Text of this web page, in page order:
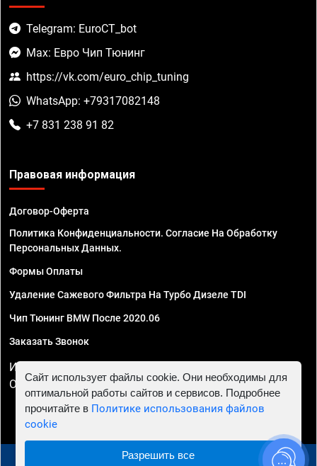
Telegram: EuroCT_bot
Max: Евро Чип Тюнинг
https://vk.com/euro_chip_tuning
WhatsApp: +79317082148
+7 831 238 91 82
Правовая информация
Договор-Оферта
Политика Конфиденциальности. Согласие На Обработку
Персональных Данных.
Формы Оплаты
Удаление Сажевого Фильтра На Турбо Дизеле TDI
Чип Тюнинг BMW После 2020.06
Заказать Звонок
ИП Смирнов Георгий Павлович. ИНН 781302555843,
ОГРНИП 324470400032610
© 2010 - 2026 Чип тюнинг в Нижнем Новгороде -
Сайт использует файлы cookie. Они необходимы для
оптимальной работы сайтов и сервисов. Подробнее
прочитайте в Политике использования файлов
cookie
Разрешить все